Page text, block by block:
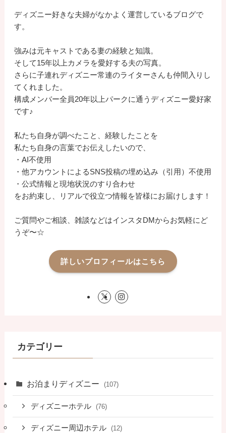
ディズニー好きな夫婦がなかよく運営しているブログで
す。
強みは元キャストである妻の経験と知識。
そして15年以上カメラを愛好する夫の写真。
さらに子連れディズニー常連のライターさんも仲間入りし
てくれました。
構成メンバー全員20年以上パークに通うディズニー愛好家
です♪
私たち自身が調べたこと、経験したことを
私たち自身の言葉でお伝えしたいので、
・AI不使用
・他アカウントによるSNS投稿の埋め込み（引用）不使用
・公式情報と現地状況のすり合わせ
をお約束し、リアルで役立つ情報を皆様にお届けします！
ご質問やご相談、雑談などはインスタDMからお気軽にど
うぞ〜☆
詳しいプロフィールはこちら
カテゴリー
お泊まりディズニー (107)
ディズニーホテル (76)
ディズニー周辺ホテル (12)